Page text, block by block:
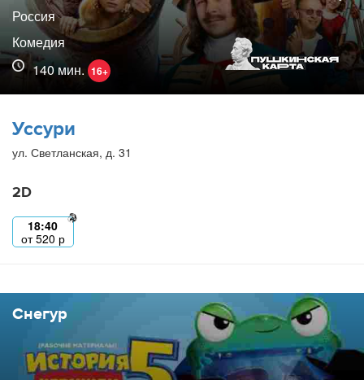
Россия
Комедия
140 мин. 16+
Уссури
ул. Светланская, д. 31
2D
18:40
от520 р
Снегур